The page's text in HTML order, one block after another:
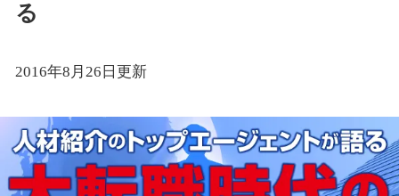
る
2016年8月26日更新